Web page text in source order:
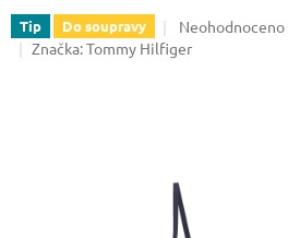
Tip Do soupravy
Průměrné
hodnocení
Neohodnoceno
Značka:Tommy Hilfiger